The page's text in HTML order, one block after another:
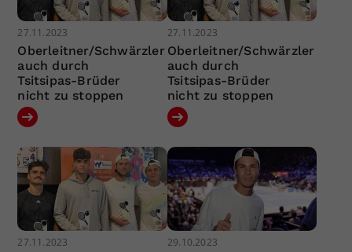
27.11.2023
Oberleitner/Schwärzler
auch durch
Tsitsipas-Brüder
nicht zu stoppen
27.11.2023
Oberleitner/Schwärzler
auch durch
Tsitsipas-Brüder
nicht zu stoppen
27.11.2023 29.10.2023